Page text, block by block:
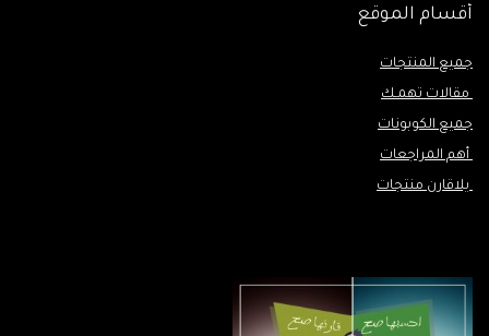
أقسام الموقع
جميع المنتجات
مقالات تهمـك
جميع الكوبونات
أهم المراجعات
يلاقارن منتجات